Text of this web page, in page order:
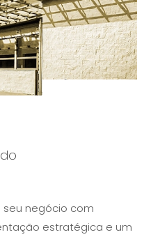
negócio com
estratégica e um